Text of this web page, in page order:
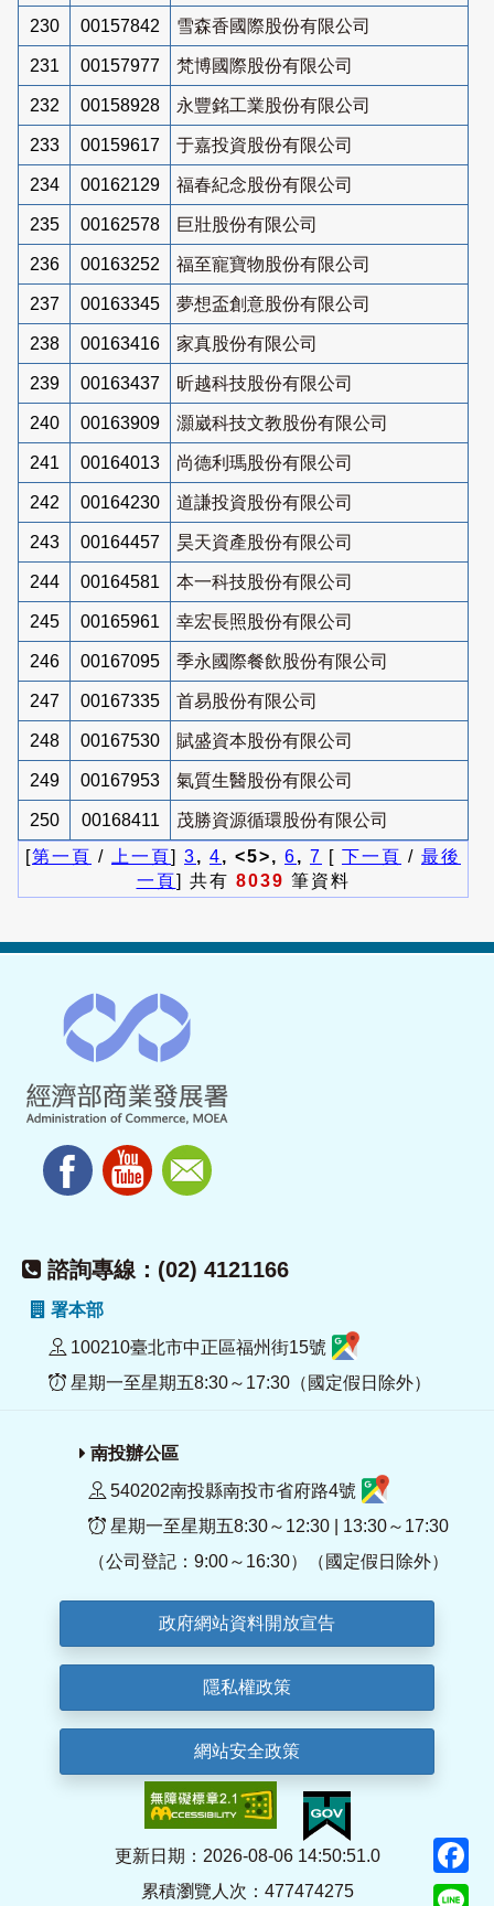
230 00157842 雪森香國際股份有限公司
231 00157977 梵博國際股份有限公司
232 00158928 永豐銘工業股份有限公司
233 00159617 于嘉投資股份有限公司
234 00162129 福春紀念股份有限公司
235 00162578 巨壯股份有限公司
236 00163252 福至寵寶物股份有限公司
237 00163345 夢想盃創意股份有限公司
238 00163416 家真股份有限公司
239 00163437 昕越科技股份有限公司
240 00163909 灝崴科技文教股份有限公司
241 00164013 尚德利瑪股份有限公司
242 00164230 道謙投資股份有限公司
243 00164457 昊天資產股份有限公司
244 00164581 本一科技股份有限公司
245 00165961 幸宏長照股份有限公司
246 00167095 季永國際餐飲股份有限公司
247 00167335 首易股份有限公司
248 00167530 賦盛資本股份有限公司
249 00167953 氣質生醫股份有限公司
250 00168411
茂勝資源循環股份有限公司
[第一頁 / 上一頁] 3, 4, <5>, 6, 7 [ 下一頁 / 最後
一頁] 共有 8039 筆資料
諮詢專線：(02) 4121166
署本部
100210臺北市中正區福州街15號
星期一至星期五8:30～17:30（國定假日除外）
南投辦公區
540202南投縣南投市省府路4號
星期一至星期五8:30～12:30 | 13:30～17:30
（公司登記：9:00～16:30）（國定假日除外）
政府網站資料開放宣告
隱私權政策
網站安全政策
更新日期：2026-08-06 14:50:51.0
累積瀏覽人次：477474275